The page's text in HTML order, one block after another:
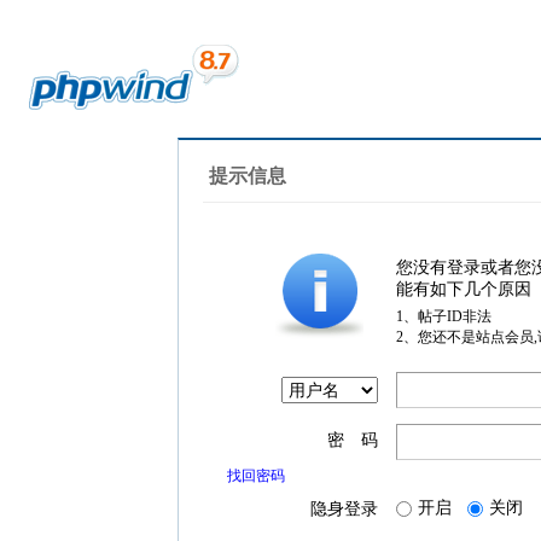
提示信息
您没有登录或者您
能有如下几个原因
1、帖子ID非法
2、您还不是站点会员
密 码
找回密码
隐身登录 开启 关闭